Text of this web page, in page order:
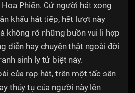
Phiến. Cứ người hát xong
khấu hát tiếp, hết lượt này
không rõ những buồn vui li hợp
diễn hay chuyện thật ngoài đời
sinh ly tử biệt này.
của rạp hát, trên một tấc sân
thủy tụ của người này lên